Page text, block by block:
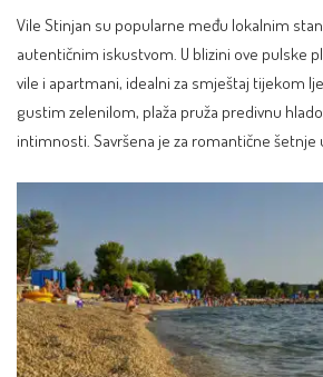
Vile Stinjan su popularne među lokalnim
autentičnim iskustvom. U blizini ove pulske
vile i apartmani, idealni za smještaj tijekom
gustim zelenilom, plaža pruža predivnu
intimnosti. Savršena je za romantične šetnje